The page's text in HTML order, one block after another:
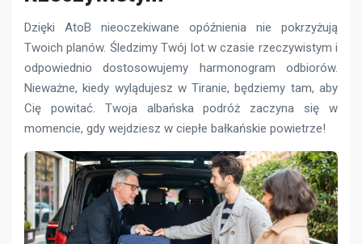
Dzięki AtoB nieoczekiwane opóźnienia nie pokrzyżują
Twoich planów. Śledzimy Twój lot w czasie rzeczywistym i
odpowiednio dostosowujemy harmonogram odbiorów.
Nieważne, kiedy wylądujesz w Tiranie, będziemy tam, aby
Cię powitać. Twoja albańska podróż zaczyna się w
momencie, gdy wejdziesz w ciepłe bałkańskie powietrze!